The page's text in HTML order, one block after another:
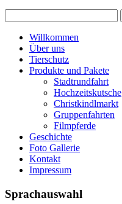
Willkommen
Über uns
Tierschutz
Produkte und Pakete
Stadtrundfahrt
Hochzeitskutsche
Christkindlmarkt
Gruppenfahrten
Filmpferde
Geschichte
Foto Gallerie
Kontakt
Impressum
Sprachauswahl